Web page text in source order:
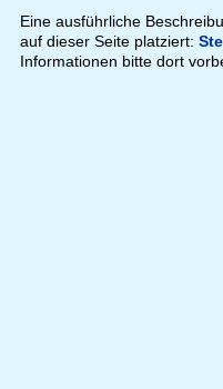
Eine ausführliche
auf dieser Seite platziert:
Informationen bitte dort